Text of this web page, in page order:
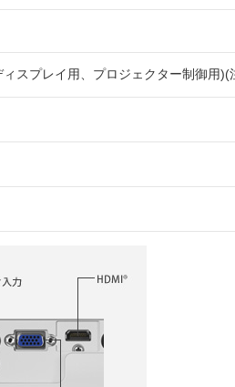
ィスプレイ用、プロジェクター制御用)(